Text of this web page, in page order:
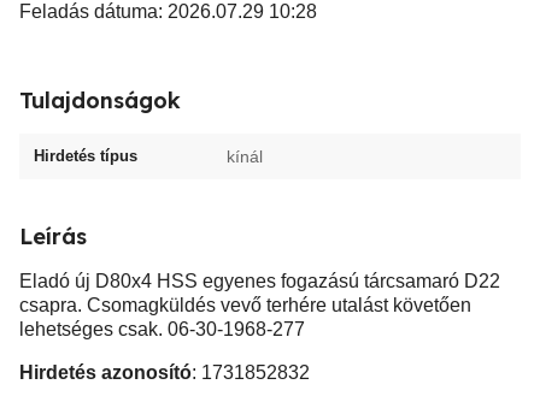
Feladás dátuma: 2026.07.29 10:28
Tulajdonságok
Hirdetés típus kínál
Leírás
Eladó új D80x4 HSS egyenes fogazású tárcsamaró D22
csapra. Csomagküldés vevő terhére utalást követően
lehetséges csak. 06-30-1968-277
Hirdetés azonosító: 1731852832